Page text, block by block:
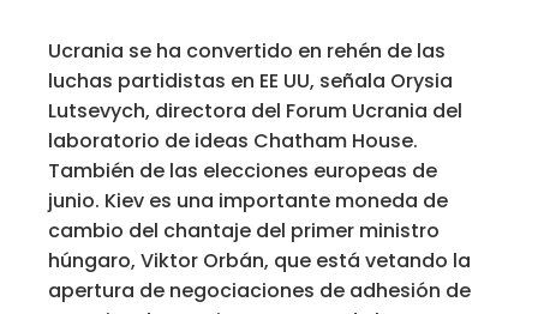
Ucrania se ha convertido en rehén de las
luchas partidistas en EE UU, señala Orysia
Lutsevych, directora del Forum Ucrania del
laboratorio de ideas Chatham House.
También de las elecciones europeas de
junio. Kiev es una importante moneda de
cambio del chantaje del primer ministro
húngaro, Viktor Orbán, que está vetando la
apertura de negociaciones de adhesión de